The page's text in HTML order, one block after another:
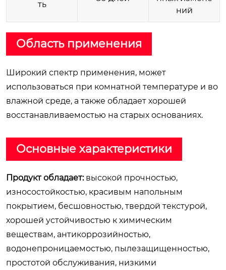
ть
ний
Область применения
Широкий спектр применения, может
использоваться при комнатной температуре и во
влажной среде, а также обладает хорошей
восстанавливаемостью на старых основаниях.
Основные характеристики
Продукт обладает:высокой прочностью,
износостойкостью, красивым напольным
покрытием, бесшовностью, твердой текстурой,
хорошей устойчивостью к химическим
веществам, антикоррозийностью,
водонепроницаемостью, пылезащищенностью,
простотой обслуживания, низкими